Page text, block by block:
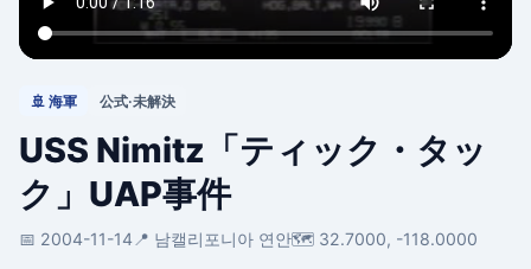
🚢 海軍 公式·未解決
USS Nimitz「ティック・タッ
ク」UAP事件
📅 2004-11-14📍 남캘리포니아 연안🗺️ 32.7000, -118.0000